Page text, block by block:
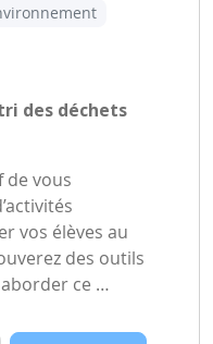
des déchets
de vous
vos élèves au
des outils
ce …